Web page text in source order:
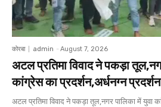
कोरबा admin - August 7, 2026
अटल प्रतिमा विवाद ने पकड़ा
कांग्रेस का प्रदर्शन,अर्धनग्न
अटल प्रतिमा विवाद ने पकड़ा तूल,नगर पालिका में युवा